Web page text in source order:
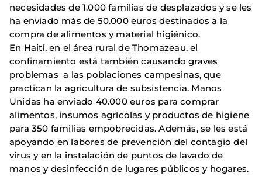
necesidades de 1.000 familias de desplazados y se les
ha enviado más de 50.000 euros destinados a la
compra de alimentos y material higiénico.
En Haití, en el área rural de Thomazeau, el
confinamiento está también causando graves
problemas a las poblaciones campesinas, que
practican la agricultura de subsistencia. Manos
Unidas ha enviado 40.000 euros para comprar
alimentos, insumos agrícolas y productos de higiene
para 350 familias empobrecidas. Además, se les está
apoyando en labores de prevención del contagio del
virus y en la instalación de puntos de lavado de
manos y desinfección de lugares públicos y hogares.